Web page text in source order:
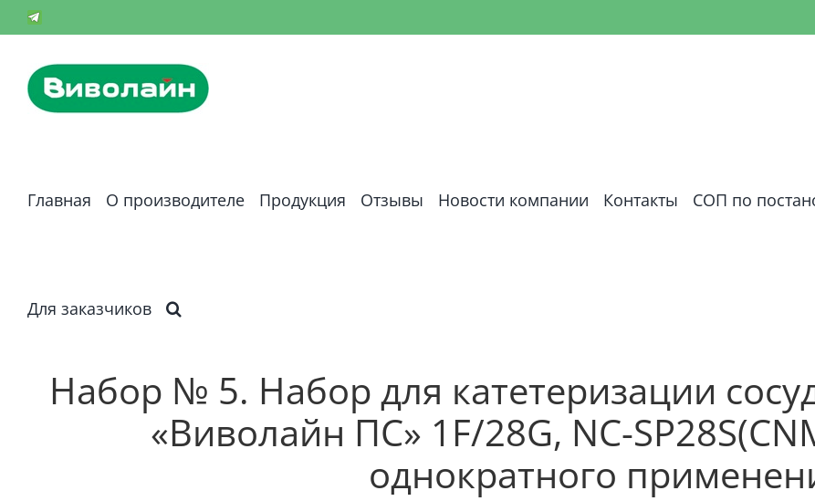
Skip
content
Телеграм-
Главная О производителе Продукция Отзывы Новости компании Контакты СОП по
Для заказчиков
Набор № 5. Набор для катетеризации
«Виволайн ПС» 1F/28G, NC-
однократного